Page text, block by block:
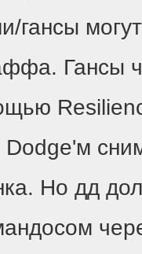
гансы
Гансы
Dodge'м
Но дд